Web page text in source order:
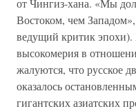
от Чингиз-хана. «Мы
Востоком, чем
ведущий критик
высокомерия в
жалуются, что русское
оказалось
гигантских азиатских